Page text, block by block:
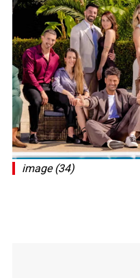
image (34)